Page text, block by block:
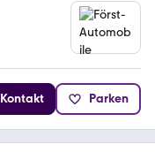
Kontakt Parken